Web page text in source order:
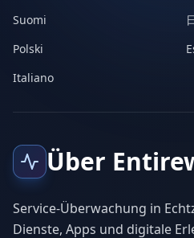
Suomi
Polski
Italiano
Über
Service-Überwachung in
Dienste, Apps und digitale